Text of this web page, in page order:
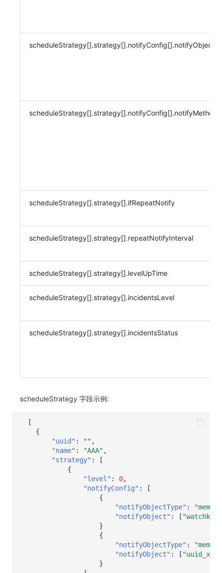
scheduleStrategy[].strategy[].notifyConfig[].notifyObject
scheduleStrategy[].strategy[].notifyConfig[].notifyMethod
scheduleStrategy[].strategy[].ifRepeatNotify
scheduleStrategy[].strategy[].repeatNotifyInterval
scheduleStrategy[].strategy[].levelUpTime
scheduleStrategy[].strategy[].incidentsLevel
scheduleStrategy[].strategy[].incidentsStatus
scheduleStrategy 字段示例:
[
{
"uuid" : "" ,
"name" : "AAA" ,
"strategy" :
[
{
"level" : 0,
"notifyConfig" :
[
{
"notifyObjectType" :
"notifyObject" : [
}
{
"notifyObjectType" :
"notifyObject" : [
}